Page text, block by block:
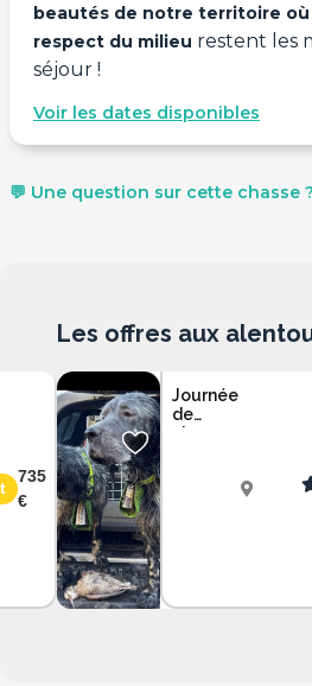
beautés de notre territoire
respect du milieu restent les
séjour !
Voir les dates disponibles
💬 Une question sur cette chasse ?
735
€
Journée
de
chasse
Les offres aux